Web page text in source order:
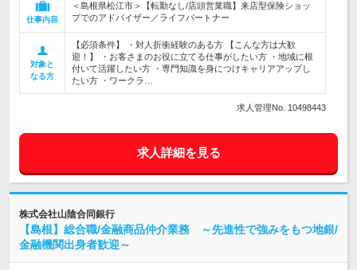
仕事内容
＜島根県松江市＞【転勤なし/店頭営業職】来店型保険ショッ
プでのアドバイザー／ライフパートナー
対象と
なる方
【必須条件】 ・対人折衝経験のある方 【こんな方は大歓
迎！】 ・お客さまのお役に立てる仕事がしたい方 ・地域に根
付いて活躍したい方 ・専門知識を身につけキャリアアップし
たい方 ・ワークラ…
求人管理No. 10498443
求人詳細を見る
株式会社山陰合同銀行
【島根】総合職/金融商品仲介業務 ～先進性で強みをもつ地銀/
金融機関出身者歓迎～